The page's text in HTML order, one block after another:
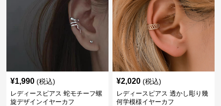
¥1,990 (税込)
レディースピアス 蛇モチーフ螺
旋デザインイヤーカフ
¥2,020 (税込)
レディースピアス 透かし彫り幾
何学模様イヤーカフ